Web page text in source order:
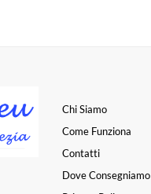
Chi Siamo
Come Funziona
Contatti
Dove Consegniamo